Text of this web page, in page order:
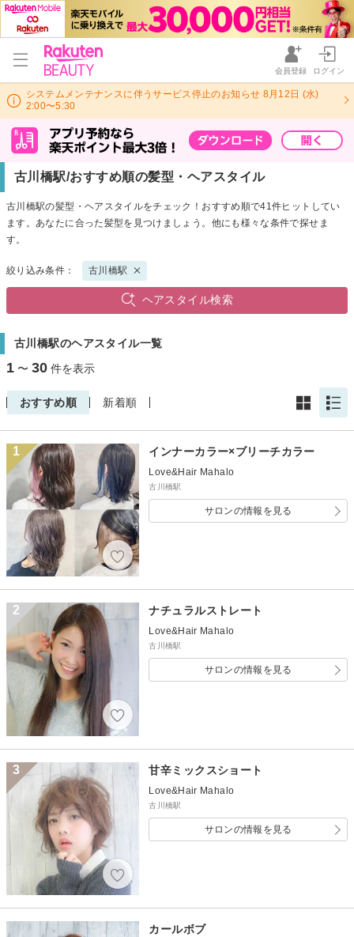
会員登録 ログイン
システムメンテナンスに伴うサービス停止のお知らせ 8月12日 (水)
2:00〜5:30
古川橋駅/おすすめ順の髪型・ヘアスタイル
古川橋駅の髪型・ヘアスタイルをチェック！おすすめ順で41件ヒットしてい
ます。あなたに合った髪型を見つけましょう。他にも様々な条件で探せま
す。
絞り込み条件： 古川橋駅
ヘアスタイル検索
古川橋駅のヘアスタイル一覧
1 〜 30 件を表示
おすすめ順 新着順
1 インナーカラー×ブリーチカラー
Love&Hair Mahalo
古川橋駅
サロンの情報を見る
2 ナチュラルストレート
Love&Hair Mahalo
古川橋駅
サロンの情報を見る
3 甘辛ミックスショート
Love&Hair Mahalo
古川橋駅
サロンの情報を見る
カールボブ